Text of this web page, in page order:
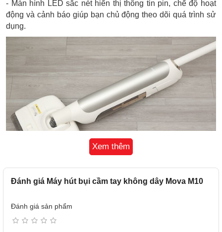
- Màn hình LED sắc nét hiển thị thông tin pin, chế độ hoạt
động và cảnh báo giúp bạn chủ động theo dõi quá trình sử
dụng.
Vệ sinh khô & ướt đồng thời
giúp bạn tiết kiệm thời gian.
- Với cảm biến vết bẩn thông minh, tự động điều chỉnh lực
Xem thêm
Đánh giá Máy hút bụi cầm tay không dây Mova M10
Đánh giá sản phẩm